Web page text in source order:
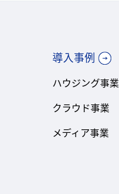
導入事例
ハウジング事業
クラウド事業
メディア事業